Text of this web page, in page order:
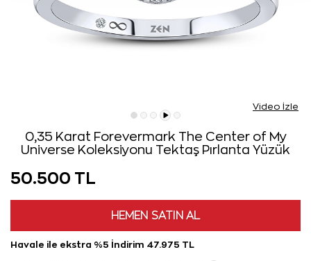
Video İzle
0,35 Karat Forevermark The Center of My
Universe Koleksiyonu Tektaş Pırlanta Yüzük
50.500 TL
HEMEN SATIN AL
Havale ile ekstra %5 İndirim 47.975 TL